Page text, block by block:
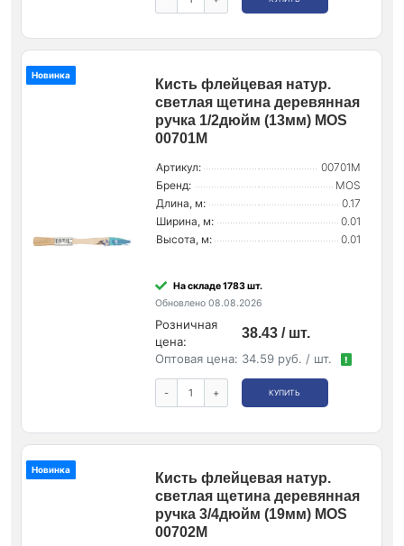
Новинка
Кисть флейцевая натур.
светлая щетина деревянная
ручка 1/2дюйм (13мм) MOS
00701М
Артикул:
00701М
Бренд:
MOS
Длина, м:
0.17
Ширина, м:
0.01
Высота, м:
0.01
На складе 1783 шт.
Обновлено 08.08.2026
Розничная
цена:
38.43 / шт.
Оптовая цена: 34.59 руб. / шт. !
- + КУПИТЬ
Новинка
Кисть флейцевая натур.
светлая щетина деревянная
ручка 3/4дюйм (19мм) MOS
00702М